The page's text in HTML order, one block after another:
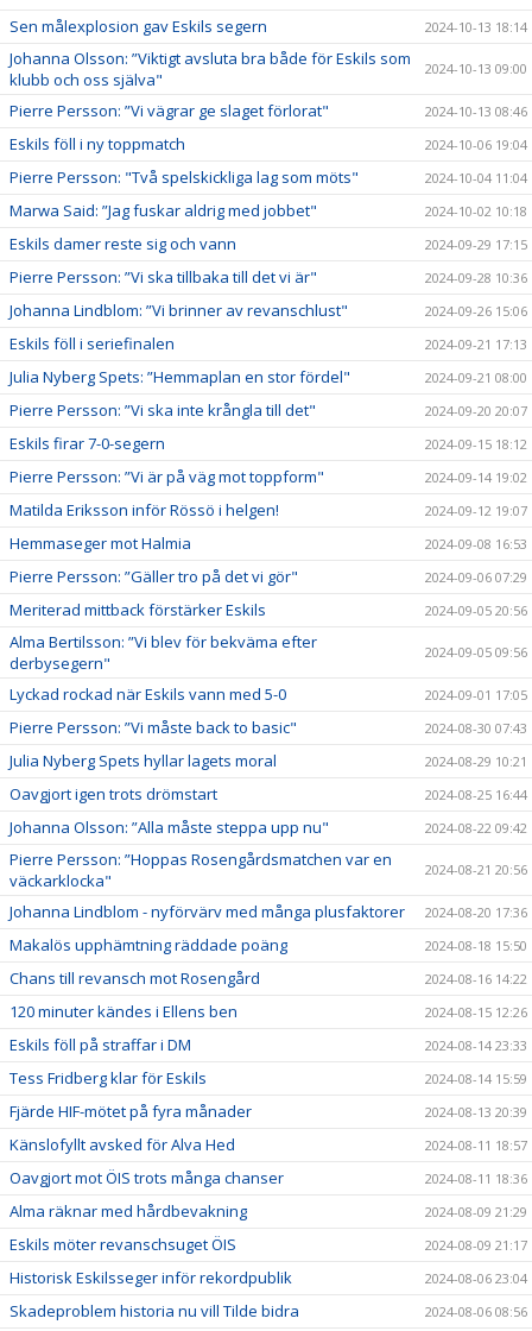
Sen målexplosion gav Eskils segern 2024-10-13 18:14
Johanna Olsson: ”Viktigt avsluta bra både för Eskils som
klubb och oss själva"
2024-10-13 09:00
Pierre Persson: ”Vi vägrar ge slaget förlorat" 2024-10-13 08:46
Eskils föll i ny toppmatch 2024-10-06 19:04
Pierre Persson: "Två spelskickliga lag som möts" 2024-10-04 11:04
Marwa Said: ”Jag fuskar aldrig med jobbet" 2024-10-02 10:18
Eskils damer reste sig och vann 2024-09-29 17:15
Pierre Persson: ”Vi ska tillbaka till det vi är" 2024-09-28 10:36
Johanna Lindblom: ”Vi brinner av revanschlust" 2024-09-26 15:06
Eskils föll i seriefinalen 2024-09-21 17:13
Julia Nyberg Spets: ”Hemmaplan en stor fördel" 2024-09-21 08:00
Pierre Persson: ”Vi ska inte krångla till det" 2024-09-20 20:07
Eskils firar 7-0-segern 2024-09-15 18:12
Pierre Persson: ”Vi är på väg mot toppform" 2024-09-14 19:02
Matilda Eriksson inför Rössö i helgen! 2024-09-12 19:07
Hemmaseger mot Halmia 2024-09-08 16:53
Pierre Persson: ”Gäller tro på det vi gör" 2024-09-06 07:29
Meriterad mittback förstärker Eskils 2024-09-05 20:56
Alma Bertilsson: ”Vi blev för bekväma efter
derbysegern"
2024-09-05 09:56
Lyckad rockad när Eskils vann med 5-0 2024-09-01 17:05
Pierre Persson: ”Vi måste back to basic" 2024-08-30 07:43
Julia Nyberg Spets hyllar lagets moral 2024-08-29 10:21
Oavgjort igen trots drömstart 2024-08-25 16:44
Johanna Olsson: ”Alla måste steppa upp nu" 2024-08-22 09:42
Pierre Persson: ”Hoppas Rosengårdsmatchen var en
väckarklocka"
2024-08-21 20:56
Johanna Lindblom - nyförvärv med många plusfaktorer 2024-08-20 17:36
Makalös upphämtning räddade poäng 2024-08-18 15:50
Chans till revansch mot Rosengård 2024-08-16 14:22
120 minuter kändes i Ellens ben 2024-08-15 12:26
Eskils föll på straffar i DM 2024-08-14 23:33
Tess Fridberg klar för Eskils 2024-08-14 15:59
Fjärde HIF-mötet på fyra månader 2024-08-13 20:39
Känslofyllt avsked för Alva Hed 2024-08-11 18:57
Oavgjort mot ÖIS trots många chanser 2024-08-11 18:36
Alma räknar med hårdbevakning 2024-08-09 21:29
Eskils möter revanschsuget ÖIS 2024-08-09 21:17
Historisk Eskilsseger inför rekordpublik 2024-08-06 23:04
Skadeproblem historia nu vill Tilde bidra 2024-08-06 08:56